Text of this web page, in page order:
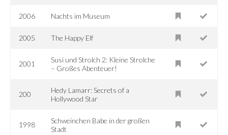
2006 Nachts im Museum
2005 The Happy Elf
2001
Susi und Strolch 2: Kleine Strolche
– Großes Abenteuer!
200
Hedy Lamarr: Secrets of a
Hollywood Star
1998
Schweinchen Babe in der großen
Stadt